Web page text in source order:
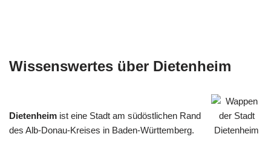
Wissenswertes über Dietenheim
Dietenheim ist eine Stadt am südöstlichen Rand
des Alb-Donau-Kreises in Baden-Württemberg.